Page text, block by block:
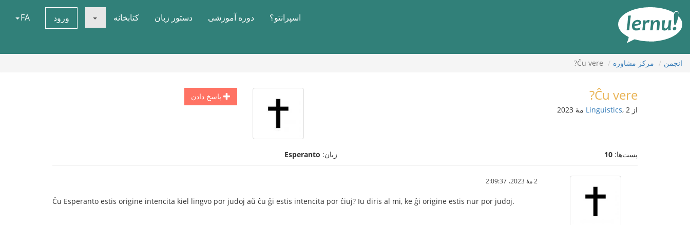
محتوا
اسپرانتو؟ دوره آموزشی دستور زبان کتابخانه ورود FA
انجمن مركز مشاوره Ĉu vere?
پاسخ دادن Ĉu vere?
از Linguistics, 2 مهٔ 2023
پست‌ها: 10 زبان: Esperanto
2 مهٔ 2023،‏ 2:09:37
Ĉu Esperanto estis origine intencita kiel lingvo por judoj aŭ ĉu ĝi estis intencita por ĉiuj? Iu diris al mi, ke ĝi origine estis nur por judoj.